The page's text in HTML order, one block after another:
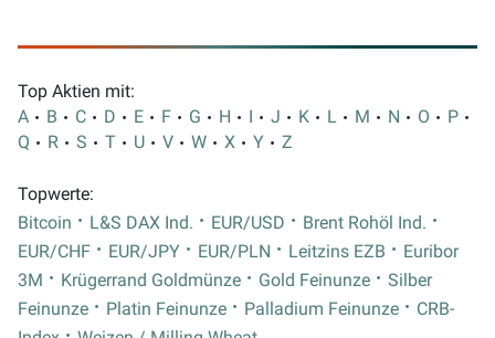
Top Aktien mit:
A
B C D E F G H I J K L M N O
P
Q
R S T U V W X Y Z
Topwerte:
Bitcoin
L&S DAX Ind. EUR/USD
Brent Rohöl Ind.
EUR/CHF
EUR/JPY EUR/PLN Leitzins EZB
Euribor
3M
Krügerrand Goldmünze Gold Feinunze
Silber
Feinunze
Platin Feinunze Palladium Feinunze
CRB-